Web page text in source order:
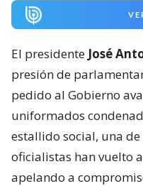
El presidente José
presión de
pedido al Gobierno
uniformados
estallido social, una
oficialistas han vuelto
apelando a